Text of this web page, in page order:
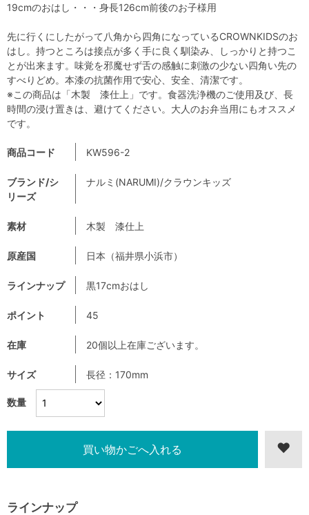
数量
商品コード KW596-2
ブランド/シ
リーズ
ナルミ(NARUMI)/クラウンキッズ
素材 木製 漆仕上
原産国 日本（福井県小浜市）
ラインナップ 黒17cmおはし
ポイント 45
在庫 20個以上在庫ございます。
サイズ 長径：170mm
ラインナップ
19cmのおはし・・・身長126cm前後のお子様用
先に行くにしたがって八角から四角になっているCROWNKIDSのお
はし。持つところは接点が多く手に良く馴染み、しっかりと持つこ
とが出来ます。味覚を邪魔せず舌の感触に刺激の少ない四角い先の
すべりどめ。本漆の抗菌作用で安心、安全、清潔です。
※この商品は「木製 漆仕上」です。食器洗浄機のご使用及び、長
時間の浸け置きは、避けてください。大人のお弁当用にもオススメ
です。